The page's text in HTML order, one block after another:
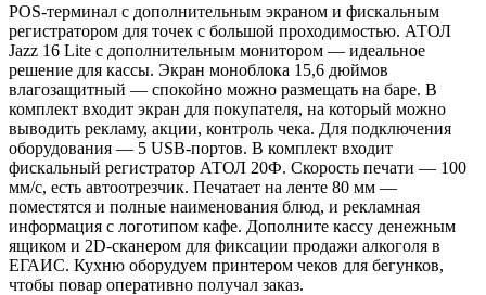
POS-терминал с дополнительным экраном и фискальным
регистратором для точек с большой проходимостью. АТОЛ
Jazz 16 Lite с дополнительным монитором — идеальное
решение для кассы. Экран моноблока 15,6 дюймов
влагозащитный — спокойно можно размещать на баре. В
комплект входит экран для покупателя, на который можно
выводить рекламу, акции, контроль чека. Для подключения
оборудования — 5 USB-портов. В комплект входит
фискальный регистратор АТОЛ 20Ф. Скорость печати — 100
мм/с, есть автоотрезчик. Печатает на ленте 80 мм —
поместятся и полные наименования блюд, и рекламная
информация с логотипом кафе. Дополните кассу денежным
ящиком и 2D-сканером для фиксации продажи алкоголя в
ЕГАИС. Кухню оборудуем принтером чеков для бегунков,
чтобы повар оперативно получал заказ.